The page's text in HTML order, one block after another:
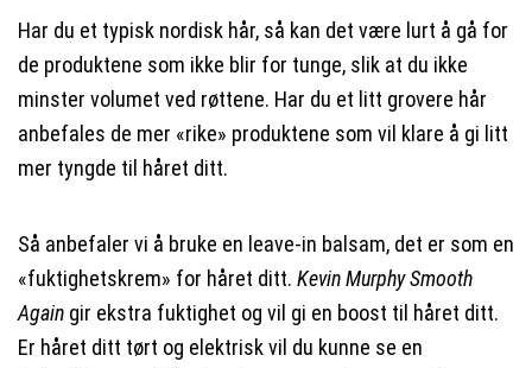
Har du et typisk nordisk hår, så kan det være lurt å gå for
de produktene som ikke blir for tunge, slik at du ikke
minster volumet ved røttene. Har du et litt grovere hår
anbefales de mer «rike» produktene som vil klare å gi litt
mer tyngde til håret ditt.
Så anbefaler vi å bruke en leave-in balsam, det er som en
«fuktighetskrem» for håret ditt. Kevin Murphy Smooth
Again gir ekstra fuktighet og vil gi en boost til håret ditt.
Er håret ditt tørt og elektrisk vil du kunne se en